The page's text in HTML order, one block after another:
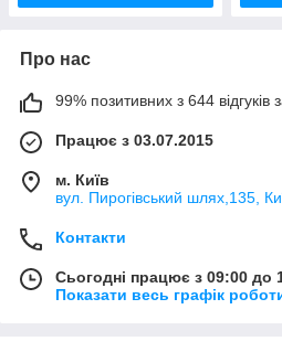
Про нас
99% позитивних з 644 відгуків
Працює з 03.07.2015
м. Київ
вул. Пирогівський шлях,135,
Контакти
Сьогодні працює з 09:00 до
Показати весь графік